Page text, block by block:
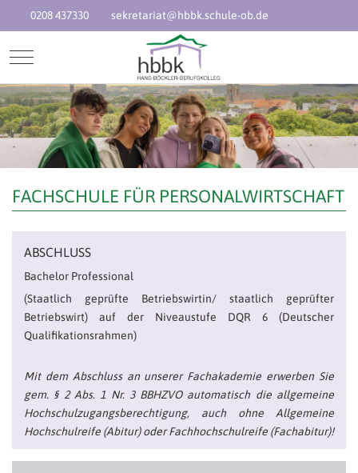
0208 437330 sekretariat@hbbk.schule-ob.de
Mobile Menu Toggle
FACHSCHULE FÜR PERSONALWIRTSCHAFT
ABSCHLUSS
Bachelor Professional
(Staatlich geprüfte Betriebswirtin/ staatlich geprüfter
Betriebswirt) auf der Niveaustufe DQR 6 (Deutscher
Qualifikationsrahmen)
Mit dem Abschluss an unserer Fachakademie erwerben Sie
gem. § 2 Abs. 1 Nr. 3 BBHZVO automatisch die allgemeine
Hochschulzugangsberechtigung, auch ohne Allgemeine
Hochschulreife (Abitur) oder Fachhochschulreife (Fachabitur)!